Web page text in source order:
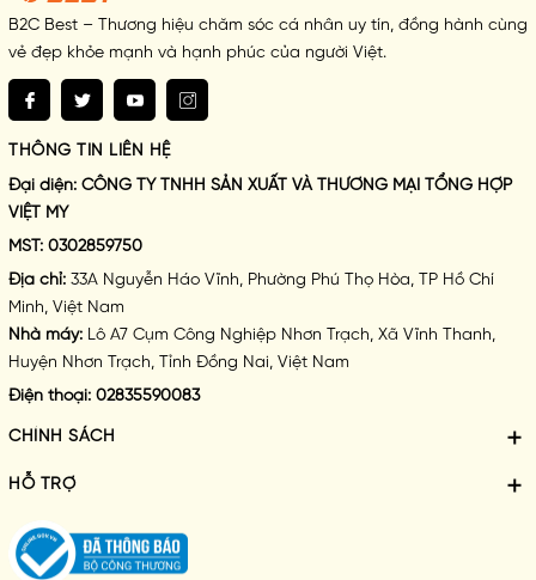
B2C Best – Thương hiệu chăm sóc cá nhân uy tín, đồng hành cùng
vẻ đẹp khỏe mạnh và hạnh phúc của người Việt.
THÔNG TIN LIÊN HỆ
Đại diện: CÔNG TY TNHH SẢN XUẤT VÀ THƯƠNG MẠI TỔNG HỢP
VIỆT MY
MST: 0302859750
Địa chỉ: 33A Nguyễn Háo Vĩnh, Phường Phú Thọ Hòa, TP Hồ Chí
Minh, Việt Nam
Nhà máy: Lô A7 Cụm Công Nghiệp Nhơn Trạch, Xã Vĩnh Thanh,
Huyện Nhơn Trạch, Tỉnh Đồng Nai, Việt Nam
Điện thoại: 02835590083
CHÍNH SÁCH
HỖ TRỢ